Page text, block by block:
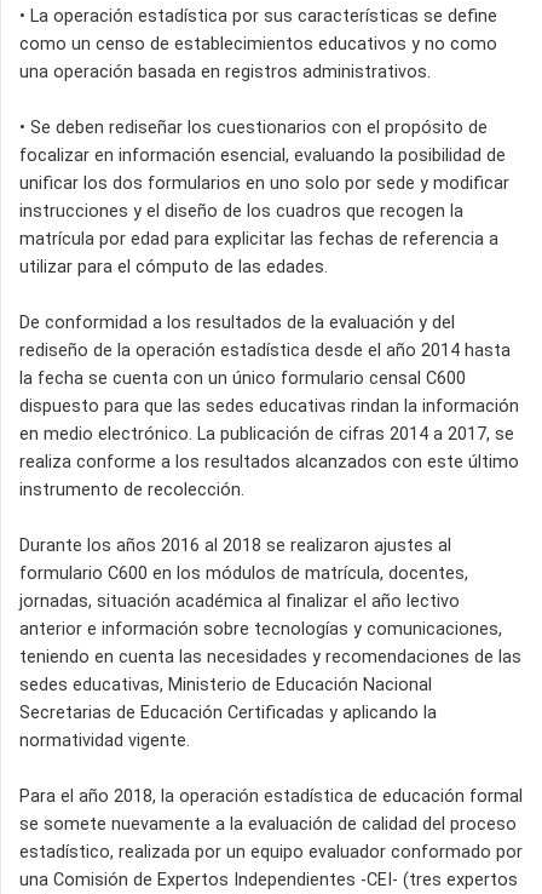
• La operación estadística por sus características se define
como un censo de establecimientos educativos y no como
una operación basada en registros administrativos.
• Se deben rediseñar los cuestionarios con el propósito de
focalizar en información esencial, evaluando la posibilidad de
unificar los dos formularios en uno solo por sede y modificar
instrucciones y el diseño de los cuadros que recogen la
matrícula por edad para explicitar las fechas de referencia a
utilizar para el cómputo de las edades.
De conformidad a los resultados de la evaluación y del
rediseño de la operación estadística desde el año 2014 hasta
la fecha se cuenta con un único formulario censal C600
dispuesto para que las sedes educativas rindan la información
en medio electrónico. La publicación de cifras 2014 a 2017, se
realiza conforme a los resultados alcanzados con este último
instrumento de recolección.
Durante los años 2016 al 2018 se realizaron ajustes al
formulario C600 en los módulos de matrícula, docentes,
jornadas, situación académica al finalizar el año lectivo
anterior e información sobre tecnologías y comunicaciones,
teniendo en cuenta las necesidades y recomendaciones de las
sedes educativas, Ministerio de Educación Nacional
Secretarias de Educación Certificadas y aplicando la
normatividad vigente.
Para el año 2018, la operación estadística de educación formal
se somete nuevamente a la evaluación de calidad del proceso
estadístico, realizada por un equipo evaluador conformado por
una Comisión de Expertos Independientes -CEI- (tres expertos